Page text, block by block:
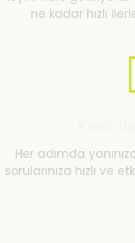
ne kadar hızlı
Her adımda
sorularınıza hızlı ve